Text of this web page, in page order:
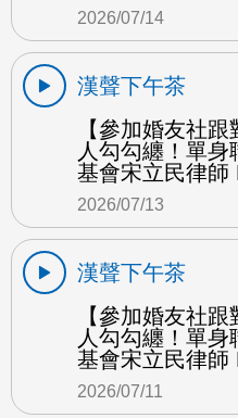
2026/07/14
漢聲下午茶
【參加婚友社
人勾勾纏！單
基會宋立民律師
2026/07/13
漢聲下午茶
【參加婚友社
人勾勾纏！單
基會宋立民律師
2026/07/11